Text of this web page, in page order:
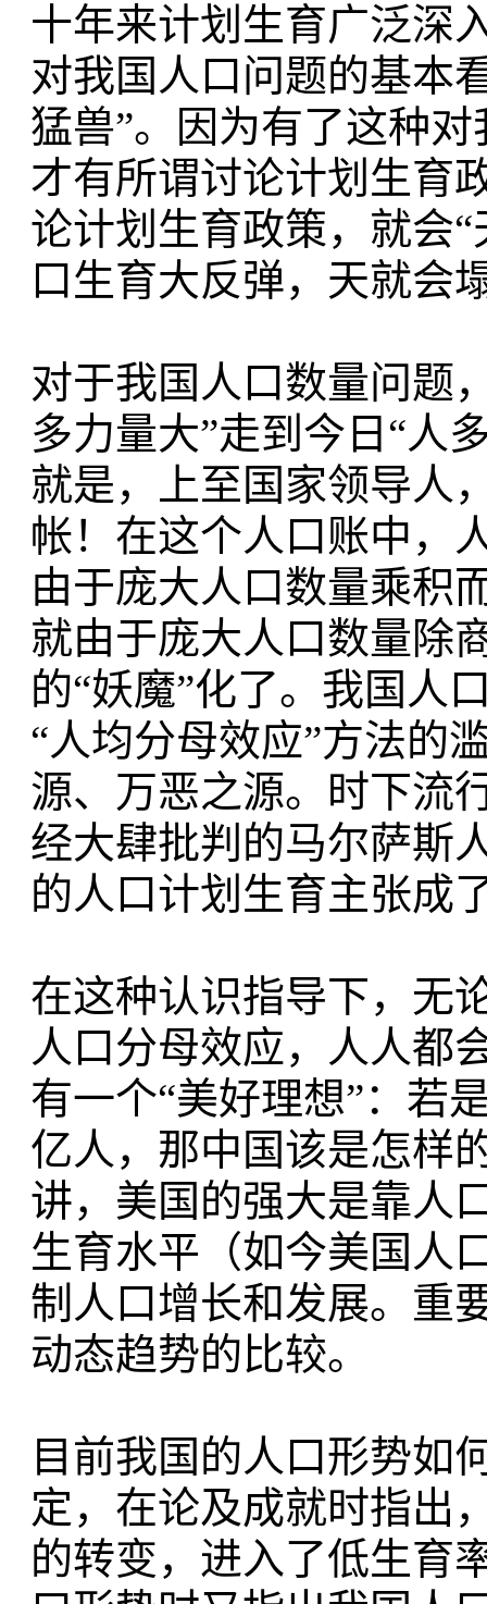
十年来计划生育广泛深
对我国人口问题的基本
猛兽”。因为有了这种
才有所谓讨论计划生育
论计划生育政策，就会
口生育大反弹，天就会
对于我国人口数量问题
多力量大”走到今日“人
就是，上至国家领导人
帐！在这个人口账中，
由于庞大人口数量乘积
就由于庞大人口数量除
的“妖魔”化了。我国人
“人均分母效应”方法的
源、万恶之源。时下流
经大肆批判的马尔萨斯
的人口计划生育主张成
在这种认识指导下，无
人口分母效应，人人都
有一个“美好理想”：若
亿人，那中国该是怎样
讲，美国的强大是靠人
生育水平（如今美国人
制人口增长和发展。重
动态趋势的比较。
目前我国的人口形势如
定，在论及成就时指出
的转变，进入了低生育